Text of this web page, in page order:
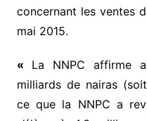
concernant les ventes
mai 2015.
« La NNPC affirme
milliards de nairas
ce que la NNPC a